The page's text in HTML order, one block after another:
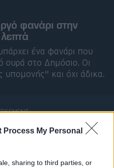
Process My Personal
sharing to third parties, or
φανάρι στην
ένα φανάρι που
ουρά στο Δημόσιο. Οι
υπομονής" και όχι άδικα.